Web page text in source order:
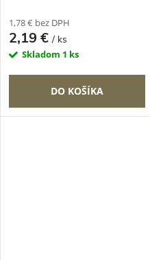
1,78 € bez DPH
2,19 €/ ks
Skladom 1 ks
DO KOŠÍKA